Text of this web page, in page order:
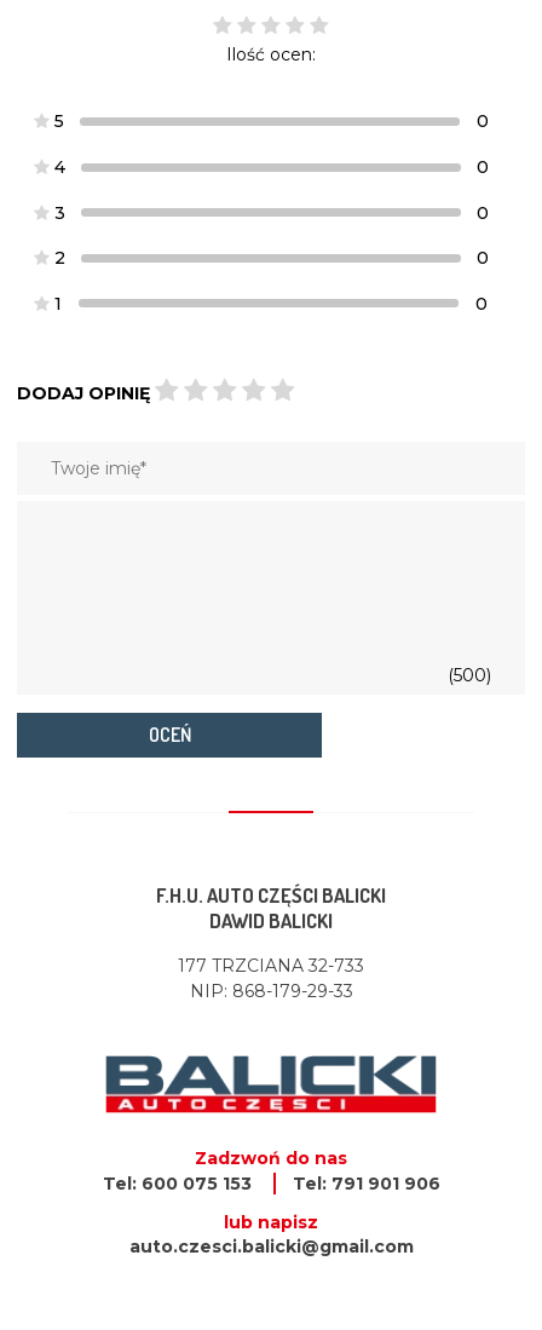
Ilość ocen:
5 0
4 0
3 0
2 0
1 0
DODAJ OPINIĘ
(500)
OCEŃ
F.H.U. AUTO CZĘŚCI BALICKI
DAWID BALICKI
177 TRZCIANA 32-733
NIP: 868-179-29-33
Zadzwoń do nas
Tel: 600 075 153
Tel: 791 901 906
lub napisz
auto.czesci.balicki@gmail.com